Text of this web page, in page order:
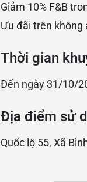
Giảm 10% F&B
Ưu đãi trên
Thời gian
Đến ngày 31/10/
Địa điểm sử
Quốc lộ 55, Xã